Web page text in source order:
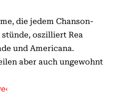
die jedem Chanson-
oszilliert Rea
und Americana.
aber auch ungewohnt